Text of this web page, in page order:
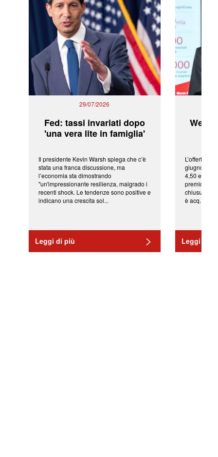
29/07/2026
Fed: tassi invariati dopo
'una vera lite in famiglia'
Il presidente Kevin Warsh spiega che c’è
stata una franca discussione, ma
l’economia sta dimostrando
"un'impressionante resilienza, malgrado i
recenti shock. Le tendenze sono positive e
indicano una crescita sol...
Leggi di più
L’offerta
giugno da
4,50 euro
premio di
chiusura
è acq...
Leggi di